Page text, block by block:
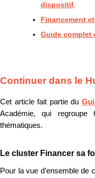
dispositif.
Financement
Guide complet
Continuer dans le
Cet article fait partie du
Académie, qui
thématiques.
Le cluster Financer sa
Pour la vue d’ensemble